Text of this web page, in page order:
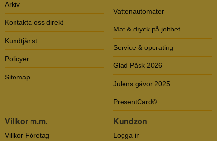
Arkiv
Kontakta oss direkt
Kundtjänst
Policyer
Sitemap
Vattenautomater
Mat & dryck på jobbet
Service & operating
Glad Påsk 2026
Julens gåvor 2025
PresentCard©
Villkor m.m.
Villkor Företag
Kundzon
Logga in